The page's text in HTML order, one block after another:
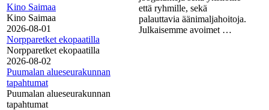
Kino Saimaa
Kino Saimaa
2026-08-01
Norpparetket ekopaatilla
Norpparetket ekopaatilla
2026-08-02
Puumalan alueseurakunnan
tapahtumat
Puumalan alueseurakunnan
tapahtumat
että ryhmille, sekä
palauttavia äänimaljahoitoja.
Julkaisemme avoimet …